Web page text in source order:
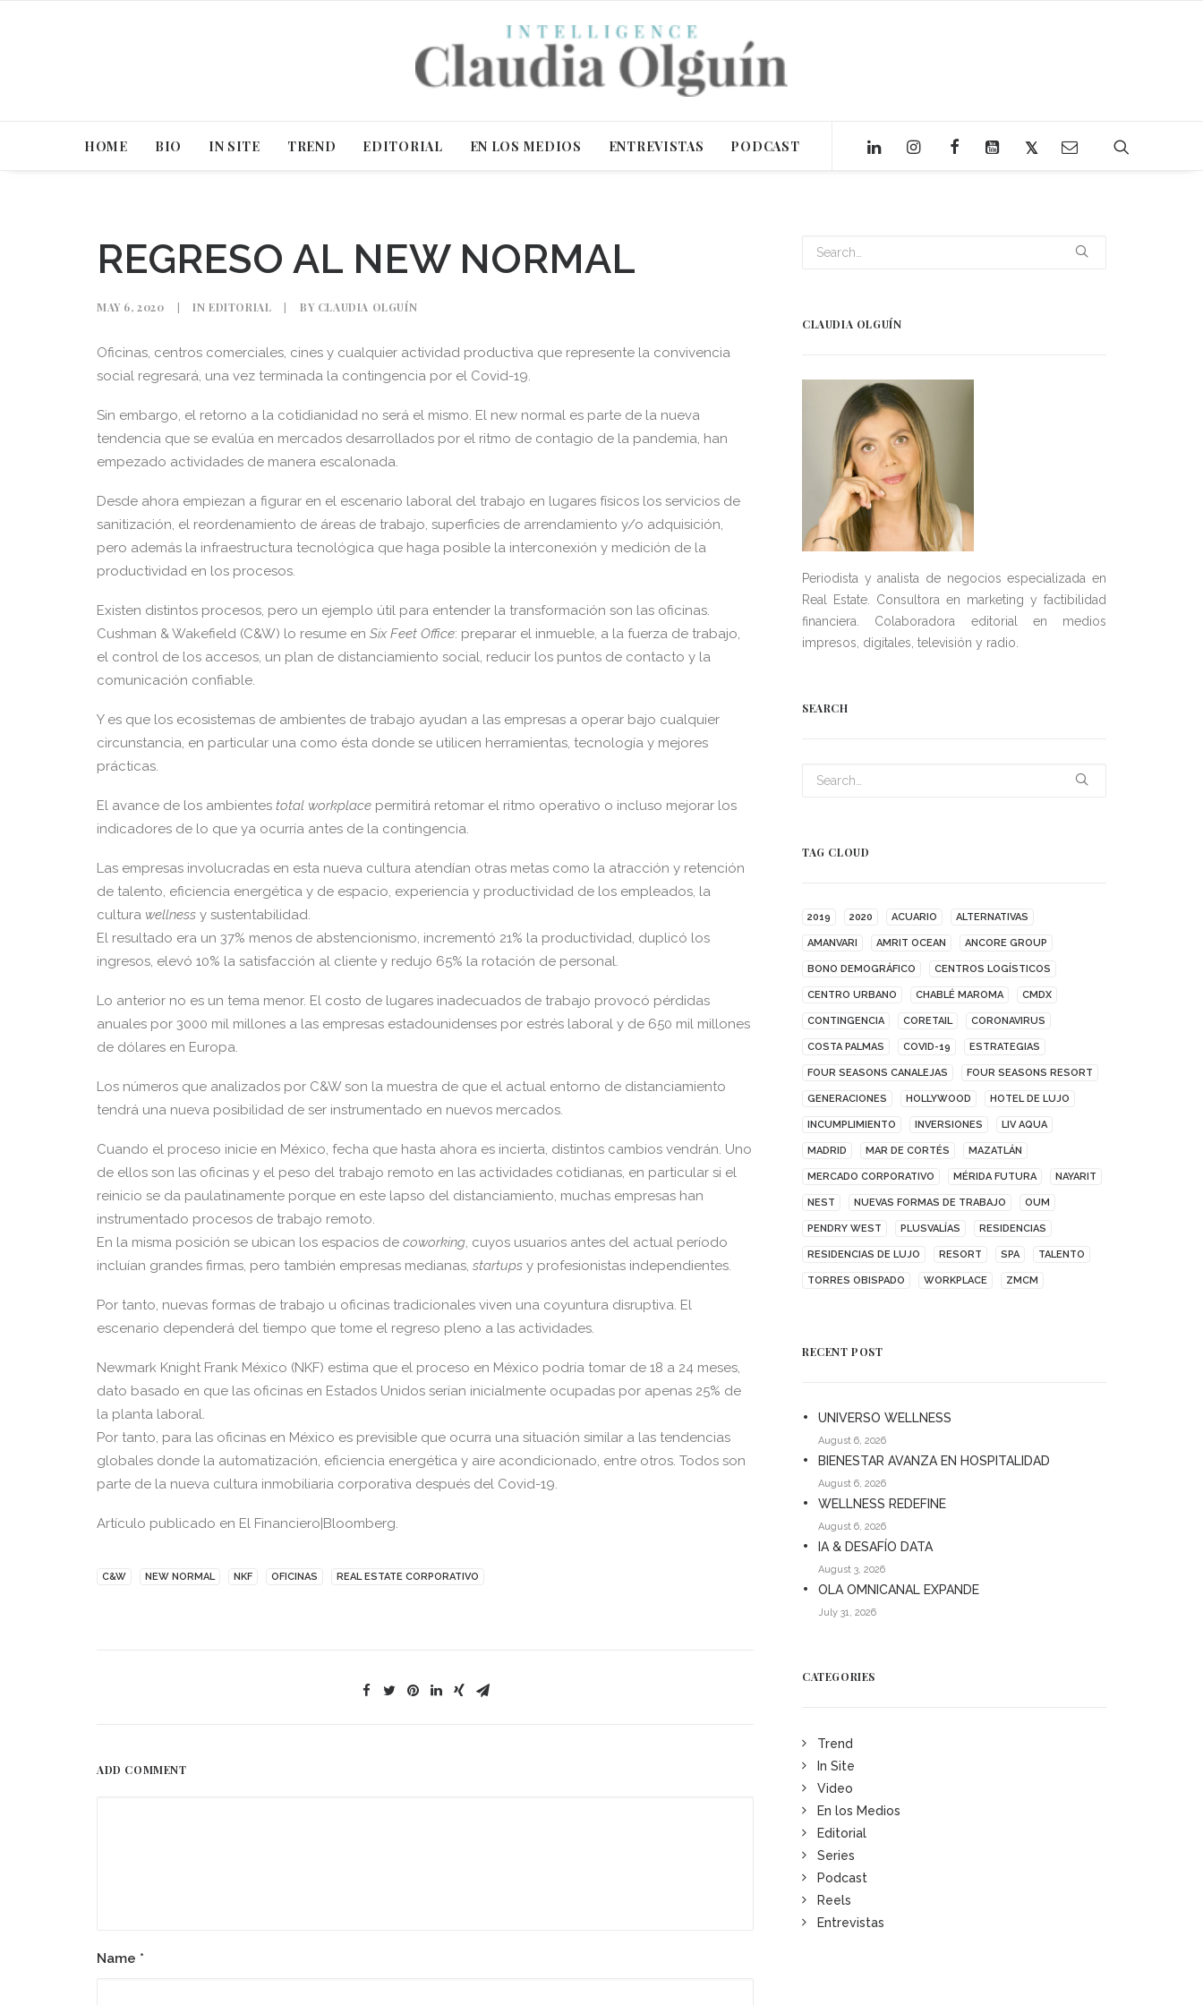
HOME BIO IN SITE TREND EDITORIAL EN LOS MEDIOS ENTREVISTAS PODCAST
REGRESO AL NEW NORMAL
MAY 6, 2020 | INEDITORIAL | BY CLAUDIA OLGUÍN
Oficinas, centros comerciales, cines y cualquier actividad productiva que represente la convivencia
social regresará, una vez terminada la contingencia por el Covid-19.
Sin embargo, el retorno a la cotidianidad no será el mismo. El new normal es parte de la nueva
tendencia que se evalúa en mercados desarrollados por el ritmo de contagio de la pandemia, han
empezado actividades de manera escalonada.
Desde ahora empiezan a figurar en el escenario laboral del trabajo en lugares físicos los servicios de
sanitización, el reordenamiento de áreas de trabajo, superficies de arrendamiento y/o adquisición,
pero además la infraestructura tecnológica que haga posible la interconexión y medición de la
productividad en los procesos.
Existen distintos procesos, pero un ejemplo útil para entender la transformación son las oficinas.
Cushman & Wakefield (C&W) lo resume en Six Feet Office: preparar el inmueble, a la fuerza de trabajo,
el control de los accesos, un plan de distanciamiento social, reducir los puntos de contacto y la
comunicación confiable.
Y es que los ecosistemas de ambientes de trabajo ayudan a las empresas a operar bajo cualquier
circunstancia, en particular una como ésta donde se utilicen herramientas, tecnología y mejores
prácticas.
El avance de los ambientes total workplace permitirá retomar el ritmo operativo o incluso mejorar los
indicadores de lo que ya ocurría antes de la contingencia.
Las empresas involucradas en esta nueva cultura atendían otras metas como la atracción y retención
de talento, eficiencia energética y de espacio, experiencia y productividad de los empleados, la
cultura wellness y sustentabilidad.
El resultado era un 37% menos de abstencionismo, incrementó 21% la productividad, duplicó los
ingresos, elevó 10% la satisfacción al cliente y redujo 65% la rotación de personal.
Lo anterior no es un tema menor. El costo de lugares inadecuados de trabajo provocó pérdidas
anuales por 3000 mil millones a las empresas estadounidenses por estrés laboral y de 650 mil millones
de dólares en Europa.
Los números que analizados por C&W son la muestra de que el actual entorno de distanciamiento
tendrá una nueva posibilidad de ser instrumentado en nuevos mercados.
Cuando el proceso inicie en México, fecha que hasta ahora es incierta, distintos cambios vendrán. Uno
de ellos son las oficinas y el peso del trabajo remoto en las actividades cotidianas, en particular si el
reinicio se da paulatinamente porque en este lapso del distanciamiento, muchas empresas han
instrumentado procesos de trabajo remoto.
En la misma posición se ubican los espacios de coworking, cuyos usuarios antes del actual período
incluían grandes firmas, pero también empresas medianas, startups y profesionistas independientes.
Por tanto, nuevas formas de trabajo u oficinas tradicionales viven una coyuntura disruptiva. El
escenario dependerá del tiempo que tome el regreso pleno a las actividades.
Newmark Knight Frank México (NKF) estima que el proceso en México podría tomar de 18 a 24 meses,
dato basado en que las oficinas en Estados Unidos serían inicialmente ocupadas por apenas 25% de
la planta laboral.
Por tanto, para las oficinas en México es previsible que ocurra una situación similar a las tendencias
globales donde la automatización, eficiencia energética y aire acondicionado, entre otros. Todos son
parte de la nueva cultura inmobiliaria corporativa después del Covid-19.
Artículo publicado en El Financiero|Bloomberg.
C&W NEW NORMAL NKF OFICINAS REAL ESTATE CORPORATIVO
ADD COMMENT
Name *
CLAUDIA OLGUÍN
Periodista y analista de negocios especializada en
Real Estate. Consultora en marketing y factibilidad
financiera. Colaboradora editorial en medios
impresos, digitales, televisión y radio.
SEARCH
TAG CLOUD
2019 2020 ACUARIO ALTERNATIVAS
AMANVARI AMRIT OCEAN ANCORE GROUP
BONO DEMOGRÁFICO CENTROS LOGÍSTICOS
CENTRO URBANO CHABLÉ MAROMA CMDX
CONTINGENCIA CORETAIL CORONAVIRUS
COSTA PALMAS COVID-19 ESTRATEGIAS
FOUR SEASONS CANALEJAS FOUR SEASONS RESORT
GENERACIONES HOLLYWOOD HOTEL DE LUJO
INCUMPLIMIENTO INVERSIONES LIV AQUA
MADRID MAR DE CORTÉS MAZATLÁN
MERCADO CORPORATIVO MÉRIDA FUTURA NAYARIT
NEST NUEVAS FORMAS DE TRABAJO OUM
PENDRY WEST PLUSVALÍAS RESIDENCIAS
RESIDENCIAS DE LUJO RESORT SPA TALENTO
TORRES OBISPADO WORKPLACE ZMCM
RECENT POST
UNIVERSO WELLNESS
August 6, 2026
BIENESTAR AVANZA EN HOSPITALIDAD
August 6, 2026
WELLNESS REDEFINE
August 6, 2026
IA & DESAFÍO DATA
August 3, 2026
OLA OMNICANAL EXPANDE
July 31, 2026
CATEGORIES
Trend
In Site
Video
En los Medios
Editorial
Series
Podcast
Reels
Entrevistas